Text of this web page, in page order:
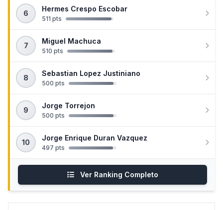
6
Hermes Crespo Escobar
511 pts
7
Miguel Machuca
510 pts
8
Sebastian Lopez Justiniano
500 pts
9
Jorge Torrejon
500 pts
10
Jorge Enrique Duran Vazquez
497 pts
Ver Ranking Completo